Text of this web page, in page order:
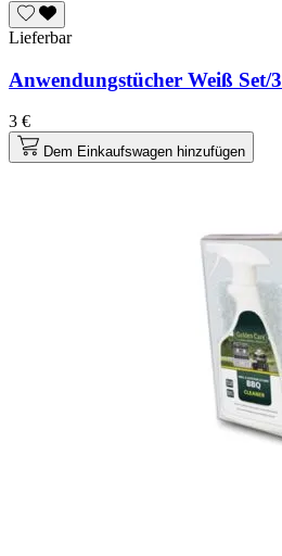
Lieferbar
Anwendungstücher Weiß Set/3
3 €
Dem Einkaufswagen hinzufügen